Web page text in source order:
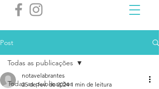
Post
Todas as publicações
Todas as publicações
notavelabrantes
25 de fev. de 2024 1 min de leitura